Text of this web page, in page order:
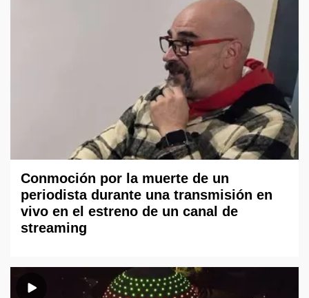
Conmoción por la muerte de un
periodista durante una transmisión en
vivo en el estreno de un canal de
streaming